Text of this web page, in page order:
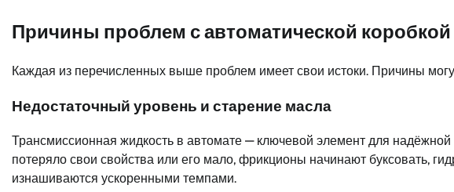
Причины проблем с автоматической коробкой
Каждая из перечисленных выше проблем имеет свои истоки. Причины
Недостаточный уровень и старение масла
Трансмиссионная жидкость в автомате — ключевой элемент для
потеряло свои свойства или его мало, фрикционы начинают буксовать,
изнашиваются ускоренными темпами.